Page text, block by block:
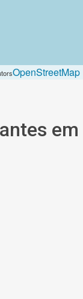
OpenStreetMap
em